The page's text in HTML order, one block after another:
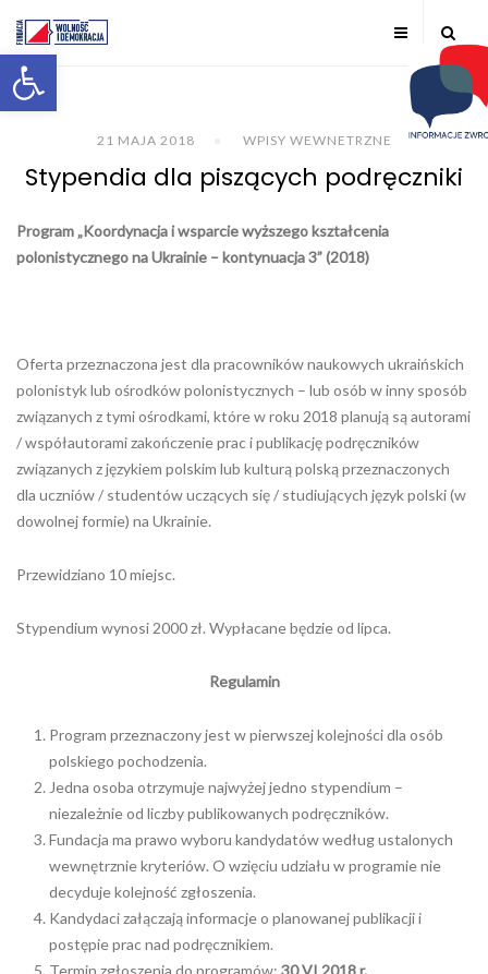
Otwórz pasek narzędzi
21 MAJA 2018 WPISY WEWNETRZNE
Stypendia dla piszących podręczniki
Program „Koordynacja i wsparcie wyższego kształcenia
polonistycznego na Ukrainie – kontynuacja 3” (2018)
Oferta przeznaczona jest dla pracowników naukowych ukraińskich
polonistyk lub ośrodków polonistycznych – lub osób w inny sposób
związanych z tymi ośrodkami, które w roku 2018 planują są autorami
/ współautorami zakończenie prac i publikację podręczników
związanych z językiem polskim lub kulturą polską przeznaczonych
dla uczniów / studentów uczących się / studiujących język polski (w
dowolnej formie) na Ukrainie.
Przewidziano 10 miejsc.
Stypendium wynosi 2000 zł. Wypłacane będzie od lipca.
Regulamin
Program przeznaczony jest w pierwszej kolejności dla osób
polskiego pochodzenia.
Jedna osoba otrzymuje najwyżej jedno stypendium –
niezależnie od liczby publikowanych podręczników.
Fundacja ma prawo wyboru kandydatów według ustalonych
wewnętrznie kryteriów. O wzięciu udziału w programie nie
decyduje kolejność zgłoszenia.
Kandydaci załączają informacje o planowanej publikacji i
postępie prac nad podręcznikiem.
Termin zgłoszenia do programów: 30 VI 2018 r.